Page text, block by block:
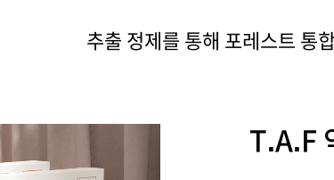
추출 정제를 통해 포레스트 통
T.A.F